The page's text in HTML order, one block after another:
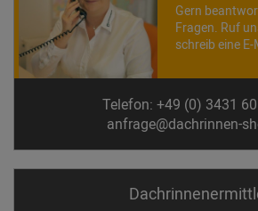
Gern
Fragen. Ruf
schreib eine E-
Telefon: +49 (0) 3431
anfrage@dachrinnen-